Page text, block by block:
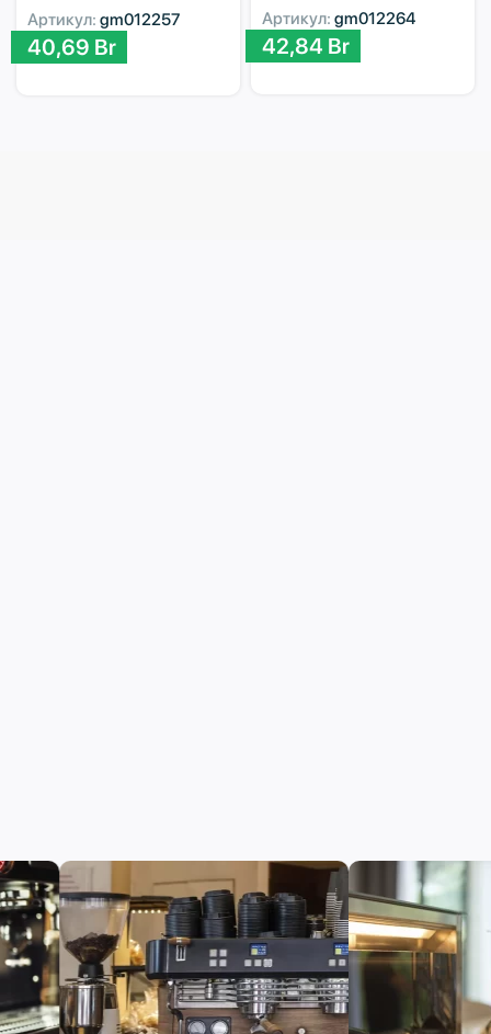
Артикул: gm012257
40,69 Br
Артикул: gm012264
42,84 Br